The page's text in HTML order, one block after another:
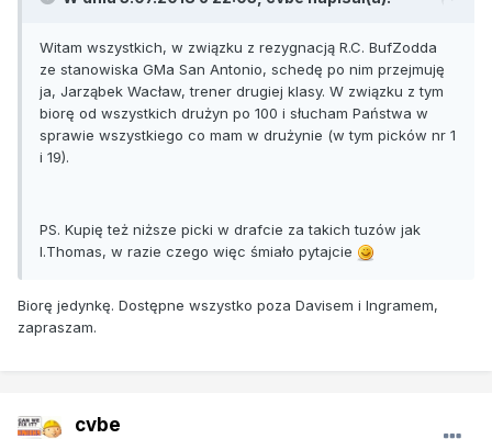
Witam wszystkich, w związku z rezygnacją R.C. BufZodda
ze stanowiska GMa San Antonio, schedę po nim przejmuję
ja, Jarząbek Wacław, trener drugiej klasy. W związku z tym
biorę od wszystkich drużyn po 100 i słucham Państwa w
sprawie wszystkiego co mam w drużynie (w tym picków nr 1
i 19).
PS. Kupię też niższe picki w drafcie za takich tuzów jak
I.Thomas, w razie czego więc śmiało pytajcie
Biorę jedynkę. Dostępne wszystko poza Davisem i Ingramem,
zapraszam.
cvbe